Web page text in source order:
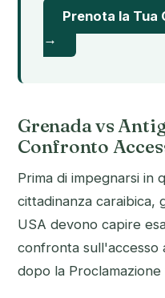
Prenota la Tua
→
Grenada vs
Confronto
Prima di impegnarsi in
cittadinanza caraibica,
USA devono capire
confronta sull'accesso
dopo la Proclamazione